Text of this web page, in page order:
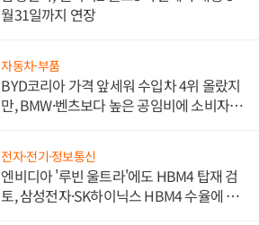
월31일까지 연장
자동차·부품
BYD코리아 가격 앞세워 수입차 4위 올랐지
만, BMW·벤츠보다 높은 공임비에 소비자
전자·전기·정보통신
엔비디아 '루빈 울트라'에도 HBM4 탑재 검
토, 삼성전자·SK하이닉스 HBM4 수율에 주